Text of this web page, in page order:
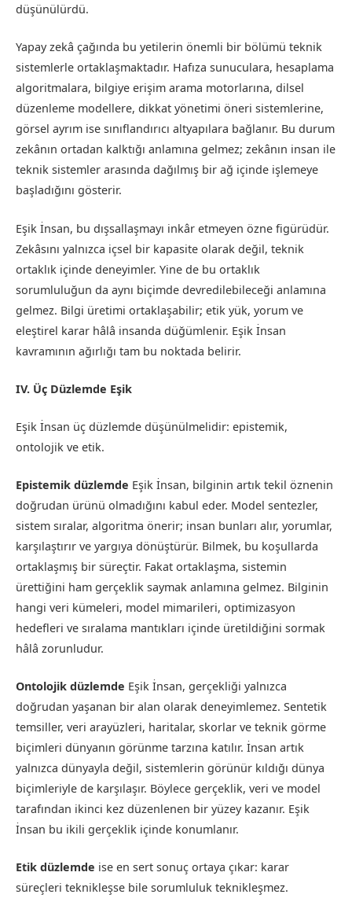
düşünülürdü.
Yapay zekâ çağında bu yetilerin önemli bir bölümü teknik
sistemlerle ortaklaşmaktadır. Hafıza sunuculara, hesaplama
algoritmalara, bilgiye erişim arama motorlarına, dilsel
düzenleme modellere, dikkat yönetimi öneri sistemlerine,
görsel ayrım ise sınıflandırıcı altyapılara bağlanır. Bu durum
zekânın ortadan kalktığı anlamına gelmez; zekânın insan ile
teknik sistemler arasında dağılmış bir ağ içinde işlemeye
başladığını gösterir.
Eşik İnsan, bu dışsallaşmayı inkâr etmeyen özne figürüdür.
Zekâsını yalnızca içsel bir kapasite olarak değil, teknik
ortaklık içinde deneyimler. Yine de bu ortaklık
sorumluluğun da aynı biçimde devredilebileceği anlamına
gelmez. Bilgi üretimi ortaklaşabilir; etik yük, yorum ve
eleştirel karar hâlâ insanda düğümlenir. Eşik İnsan
kavramının ağırlığı tam bu noktada belirir.
IV. Üç Düzlemde Eşik
Eşik İnsan üç düzlemde düşünülmelidir: epistemik,
ontolojik ve etik.
Epistemik düzlemde Eşik İnsan, bilginin artık tekil öznenin
doğrudan ürünü olmadığını kabul eder. Model sentezler,
sistem sıralar, algoritma önerir; insan bunları alır, yorumlar,
karşılaştırır ve yargıya dönüştürür. Bilmek, bu koşullarda
ortaklaşmış bir süreçtir. Fakat ortaklaşma, sistemin
ürettiğini ham gerçeklik saymak anlamına gelmez. Bilginin
hangi veri kümeleri, model mimarileri, optimizasyon
hedefleri ve sıralama mantıkları içinde üretildiğini sormak
hâlâ zorunludur.
Ontolojik düzlemde Eşik İnsan, gerçekliği yalnızca
doğrudan yaşanan bir alan olarak deneyimlemez. Sentetik
temsiller, veri arayüzleri, haritalar, skorlar ve teknik görme
biçimleri dünyanın görünme tarzına katılır. İnsan artık
yalnızca dünyayla değil, sistemlerin görünür kıldığı dünya
biçimleriyle de karşılaşır. Böylece gerçeklik, veri ve model
tarafından ikinci kez düzenlenen bir yüzey kazanır. Eşik
İnsan bu ikili gerçeklik içinde konumlanır.
Etik düzlemde ise en sert sonuç ortaya çıkar: karar
süreçleri teknikleşse bile sorumluluk teknikleşmez.